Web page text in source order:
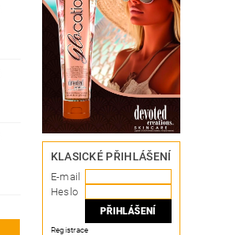
KLASICKÉ PŘIHLÁŠENÍ
E-mail
Heslo
Registrace